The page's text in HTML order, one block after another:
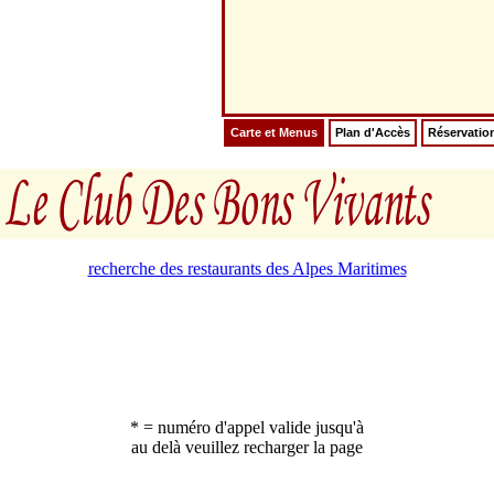
Carte et Menus Plan d'Accès
recherche des restaurants des Alpes Maritimes
* = numéro d'appel valide jusqu'à
au delà veuillez recharger la page